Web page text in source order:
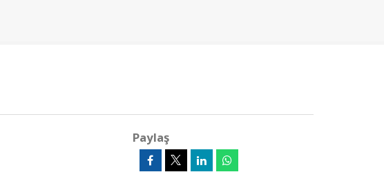
Paylaş